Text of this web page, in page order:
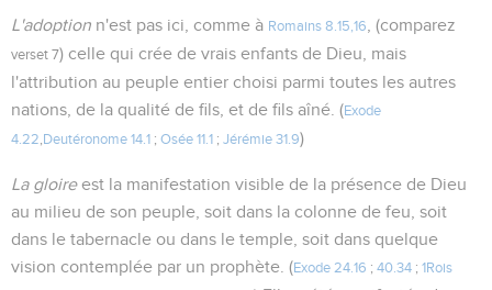
L'adoption n'est pas ici, comme à Romains 8.15,16 , (comparez
verset 7) celle qui crée de vrais enfants de Dieu, mais
l'attribution au peuple entier choisi parmi toutes les autres
nations, de la qualité de fils, et de fils aîné. (Exode
4.22 Deutéronome 14.1 ; Osée 11.1 ; Jérémie 31.9)
La gloireest la manifestation visible de la présence de Dieu
au milieu de son peuple, soit dans la colonne de feu, soit
dans le tabernacle ou dans le temple, soit dans quelque
vision contemplée par un prophète. (Exode 24.16 ; 40.34 ; 1Rois